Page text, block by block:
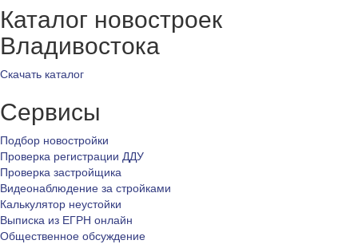
Каталог новостроек
Владивостока
Скачать каталог
Сервисы
Подбор новостройки
Проверка регистрации ДДУ
Проверка застройщика
Видеонаблюдение за стройками
Калькулятор неустойки
Выписка из ЕГРН онлайн
Общественное обсуждение